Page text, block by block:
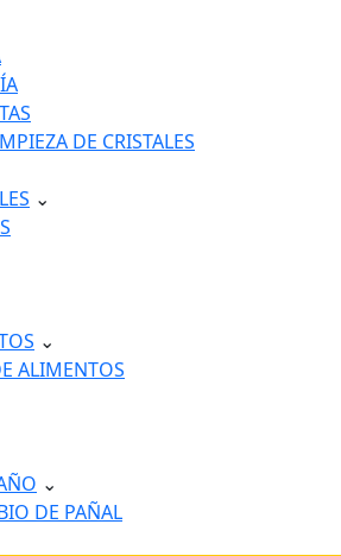
DE CRISTALES
⌄
⌄
ALIMENTOS
⌄
DE PAÑAL